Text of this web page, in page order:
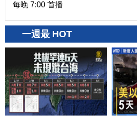
每晚 7:00 首播
一週最 HOT